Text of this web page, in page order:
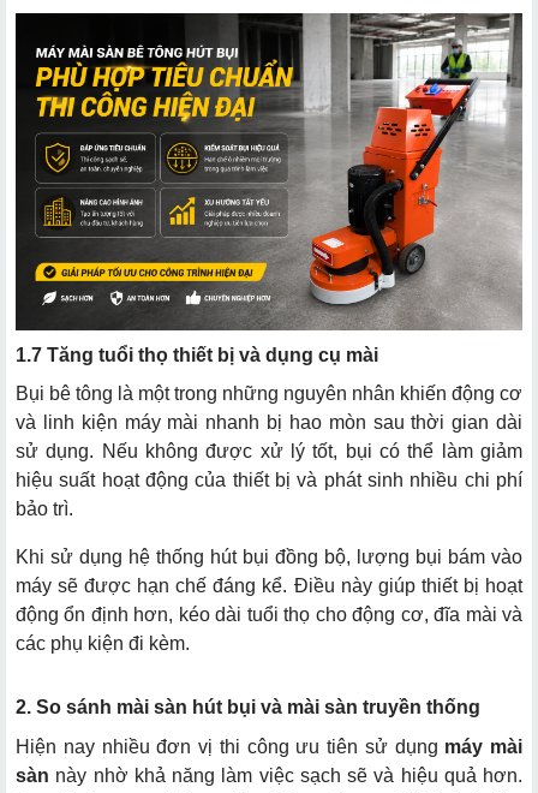
1.7 Tăng tuổi thọ thiết bị và dụng cụ mài
Bụi bê tông là một trong những nguyên nhân khiến động cơ
và linh kiện máy mài nhanh bị hao mòn sau thời gian dài
sử dụng. Nếu không được xử lý tốt, bụi có thể làm giảm
hiệu suất hoạt động của thiết bị và phát sinh nhiều chi phí
bảo trì.
Khi sử dụng hệ thống hút bụi đồng bộ, lượng bụi bám vào
máy sẽ được hạn chế đáng kể. Điều này giúp thiết bị hoạt
động ổn định hơn, kéo dài tuổi thọ cho động cơ, đĩa mài và
các phụ kiện đi kèm.
2. So sánh mài sàn hút bụi và mài sàn truyền thống
Hiện nay nhiều đơn vị thi công ưu tiên sử dụng máy mài
sàn này nhờ khả năng làm việc sạch sẽ và hiệu quả hơn.